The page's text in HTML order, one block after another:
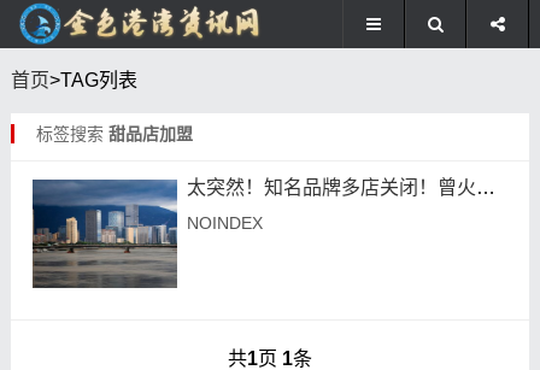
首页>TAG列表
标签搜索 甜品店加盟
太突然！知名品牌多店关闭！曾火遍福州
NOINDEX
共1页 1条